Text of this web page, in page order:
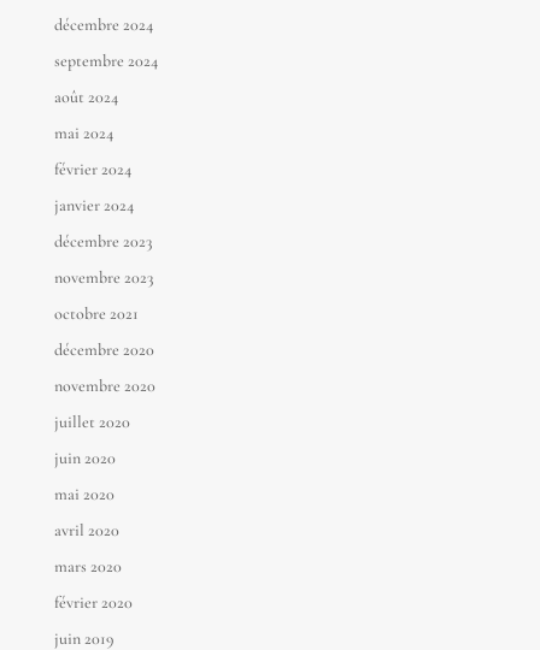
décembre 2024
septembre 2024
août 2024
mai 2024
février 2024
janvier 2024
décembre 2023
novembre 2023
octobre 2021
décembre 2020
novembre 2020
juillet 2020
juin 2020
mai 2020
avril 2020
mars 2020
février 2020
juin 2019